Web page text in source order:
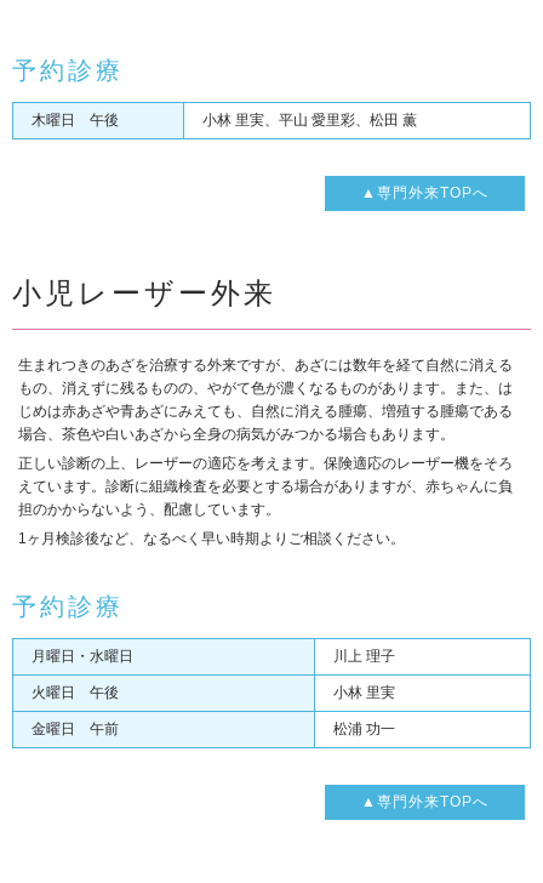
予約診療
木曜日 午後 小林 里実、平山 愛里彩、松田 薫
▲専門外来TOPへ
小児レーザー外来
生まれつきのあざを治療する外来ですが、あざには数年を経て自然に消える
もの、消えずに残るものの、やがて色が濃くなるものがあります。また、は
じめは赤あざや青あざにみえても、自然に消える腫瘍、増殖する腫瘍である
場合、茶色や白いあざから全身の病気がみつかる場合もあります。
正しい診断の上、レーザーの適応を考えます。保険適応のレーザー機をそろ
えています。診断に組織検査を必要とする場合がありますが、赤ちゃんに負
担のかからないよう、配慮しています。
1ヶ月検診後など、なるべく早い時期よりご相談ください。
予約診療
月曜日・水曜日 川上 理子
火曜日 午後 小林 里実
金曜日 午前 松浦 功一
▲専門外来TOPへ